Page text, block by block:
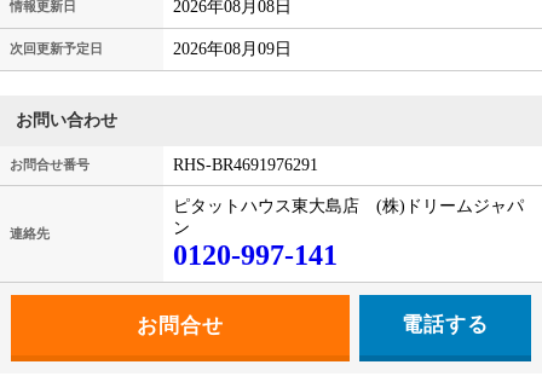
情報更新日 2026年08月08日
次回更新予定日 2026年08月09日
お問い合わせ
お問合せ番号 RHS-BR4691976291
連絡先
ピタットハウス東大島店 (株)ドリームジャパ
ン
0120-997-141
電話する